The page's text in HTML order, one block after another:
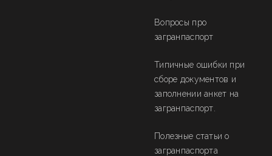
Вопросы про
загранпаспорт
Типичные ошибки при
сборе документов и
заполнении анкет на
загранпаспорт.
Полезные статьи о
загранпаспорта